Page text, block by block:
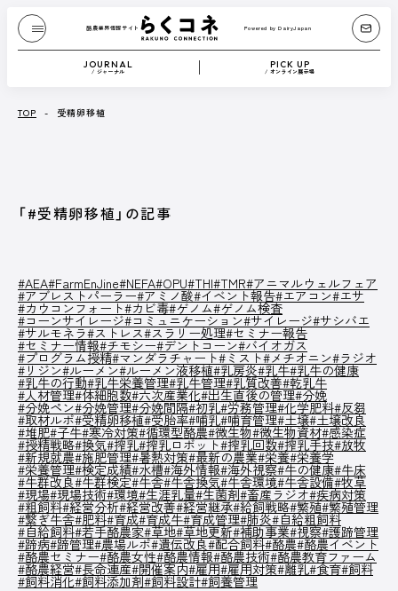
酪農業界情報サイト Powered by DairyJapan
JOURNAL
/ ジャーナル
PICK UP
/ オンライン展示場
テキストや動画で紹介します。
CATEGORY
Dairy Japan抜粋記事 酪農役立ちコラム
イベント／HotTopics Dairy Japanニュース ミニ酪農講座
誌上展示会
PICK UP/ オンライン展示場
皆さまの酪農経営に役立てる、さまざまなサー
ビスや商品を紹介しています。
オンラインのスポンサー出展ブースです。
記事一覧へ
TOP - 受精卵移植
「#受精卵移植」の記事
#AEA#FarmEnJine#NEFA#OPU#THI#TMR#アニマルウェルフェア
#アブレストパーラー#アミノ酸#イベント報告#エアコン#エサ
#カウコンフォート#カビ毒#ゲノム#ゲノム検査
#コーンサイレージ#コミュニケーション#サイレージ#サシバエ
#サルモネラ#ストレス#スラリー処理#セミナー報告
#セミナー情報#チモシー#デントコーン#バイオガス
#プログラム授精#マンダラチャート#ミスト#メチオニン#ラジオ
#リジン#ルーメン#ルーメン液移植#乳房炎#乳牛#乳牛の健康
#乳牛の行動#乳牛栄養管理#乳牛管理#乳質改善#乾乳牛
#人材管理#体細胞数#六次産業化#出生直後の管理#分娩
#分娩ペン#分娩管理#分娩間隔#初乳#労務管理#化学肥料#反芻
#取材ルポ#受精卵移植#受胎率#哺乳#哺育管理#土壌#土壌改良
#堆肥#子牛#寒冷対策#循環型酪農#微生物#微生物資材#感染症
#授精戦略#換気#搾乳#搾乳ロボット#搾乳回数#搾乳手技#放牧
#新規就農#施肥管理#暑熱対策#最新の農業#栄養#栄養学
#栄養管理#検定成績#水槽#海外情報#海外視察#牛の健康#牛床
#牛群改良#牛群検定#牛舎#牛舎換気#牛舎環境#牛舎設備#牧草
#現場#現場技術#環境#生涯乳量#生菌剤#畜産ラジオ#疾病対策
#粗飼料#経営分析#経営改善#経営継承#給飼戦略#繁殖#繁殖管理
#繋ぎ牛舎#肥料#育成#育成牛#育成管理#肺炎#自給粗飼料
#自給飼料#若手酪農家#草地#草地更新#補助事業#視察#護蹄管理
#蹄病#蹄管理#農場ルポ#遺伝改良#配合飼料#酪農#酪農イベント
#酪農セミナー#酪農女性#酪農情報#酪農技術#酪農教育ファーム
#酪農経営#長命連産#開催案内#雇用#雇用対策#離乳#食育#飼料
#飼料消化#飼料添加剤#飼料設計#飼養管理